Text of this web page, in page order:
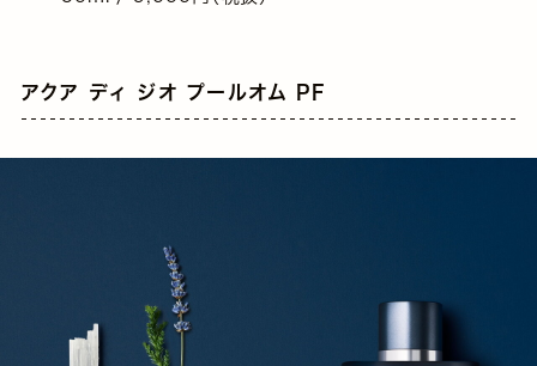
アクア ディ ジオ プールオム PF